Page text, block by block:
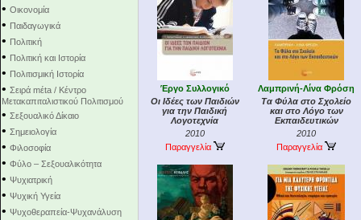
• Οικονομία
• Παιδαγωγικά
• Πολιτική
• Πολιτική και Ιστορία
• Πολιτισμική Ιστορία
• Σειρά mέta / Κέντρο
Μετακαπιταλιστικού Πολιτισμού
• Σεξουαλικό Δίκαιο
• Σημειολογία
• Φιλοσοφία
• Φύλο – Σεξουαλικότητα
• Ψυχιατρική
• Ψυχική Υγεία
• Ψυχοθεραπεία-Ψυχανάλυση
Έργο Συλλογικό
Οι Ιδέες των Παιδιών
για την Παιδική
Λογοτεχνία
2010
Παραγγελία
Λαμπρινή-Λίνα Φρόση
Τα Φύλα στο Σχολείο
και στο Λόγο των
Εκπαιδευτικών
2010
Παραγγελία